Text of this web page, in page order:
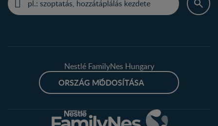
Nestlé FamilyNes Hungary
ORSZÁG MÓDOSÍTÁSA